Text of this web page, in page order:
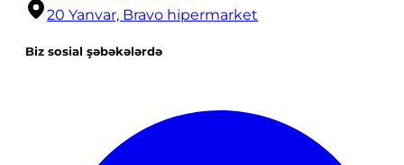
20 Yanvar, Bravo hipermarket
Biz sosial şəbəkələrdə